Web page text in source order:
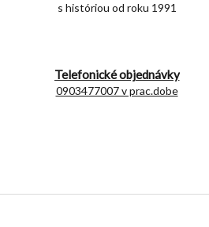
s históriou od roku 1991
Telefonické objednávky
0903477007 v prac.dobe